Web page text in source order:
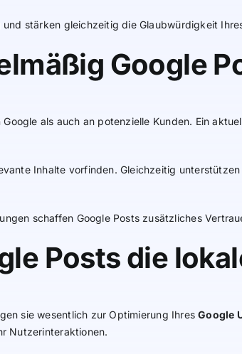
stärken gleichzeitig die Glaubwürdigkeit
Google
als auch an potenzielle Kunden. Ein
Inhalte vorfinden. Gleichzeitig
schaffen Google Posts zusätzliches
Posts die
sie wesentlich zur Optimierung IhresGoogle
Nutzerinteraktionen.